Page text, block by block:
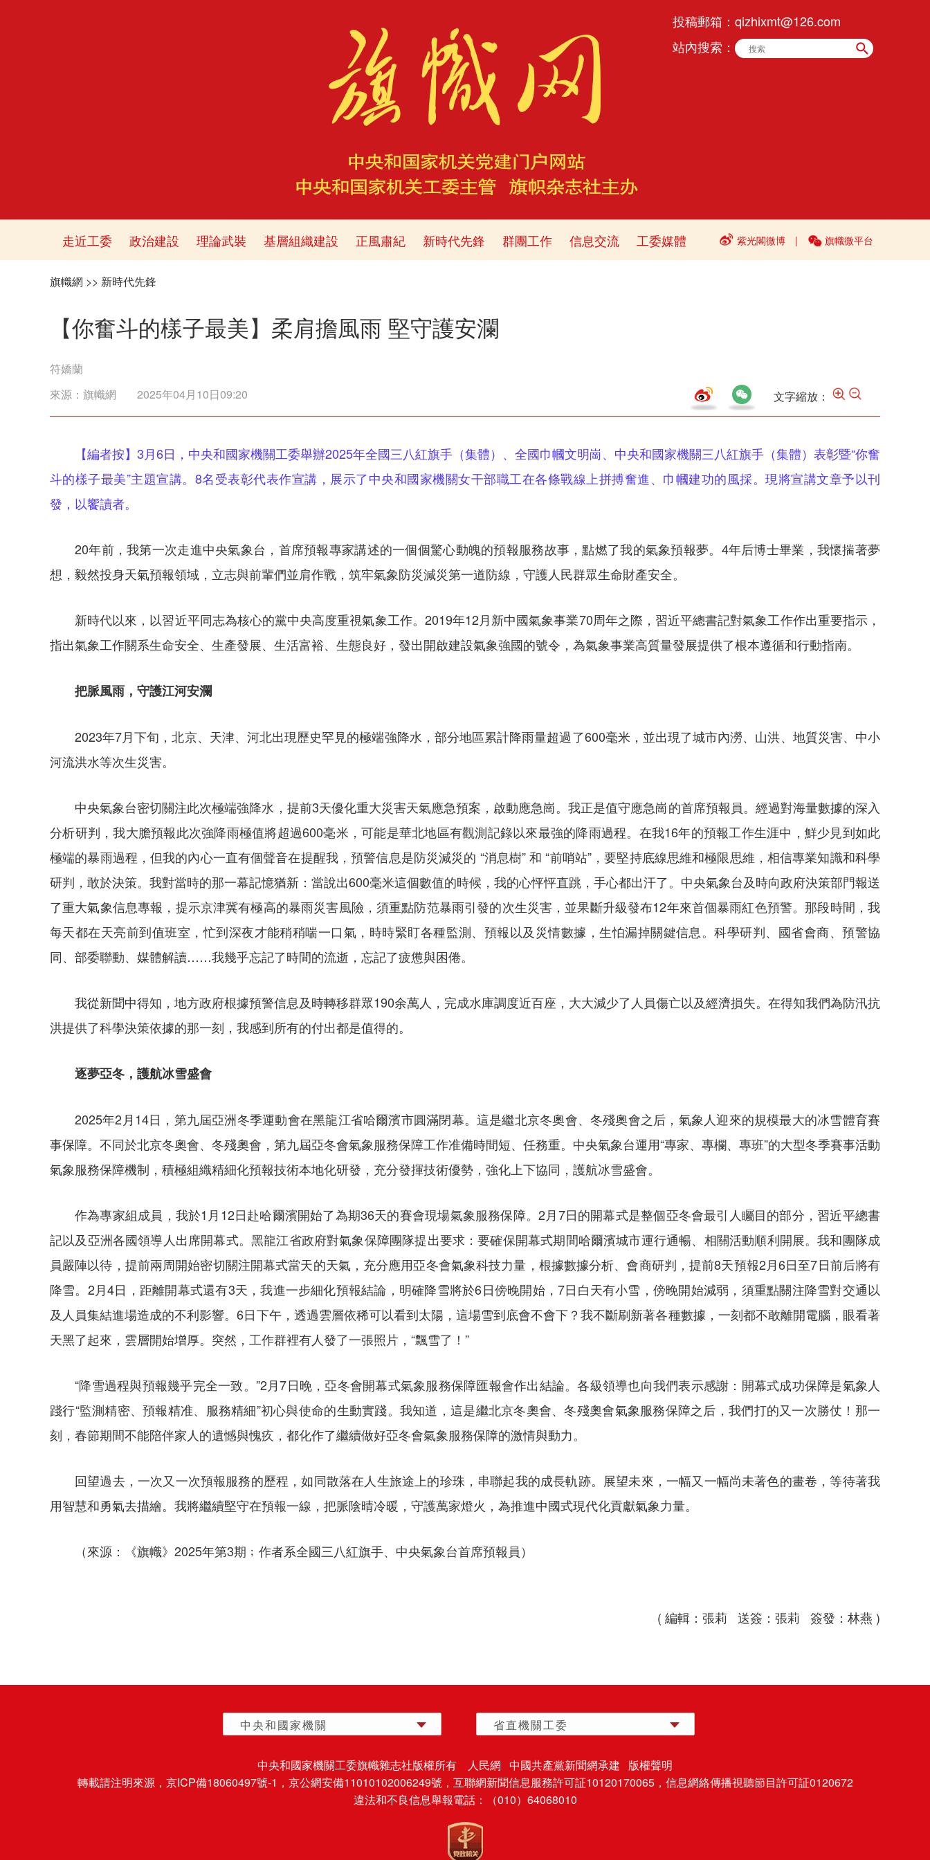
投稿郵箱： qizhixmt@126.com
站內搜索：
走近工委 政治建設 理論武裝 基層組織建設 正風肅紀 新時代先鋒 群團工作 信息交流 工委媒體 紫光閣微博 | 旗幟微平台
旗幟網 >> 新時代先鋒
【你奮斗的樣子最美】柔肩擔風雨 堅守護安瀾
符嬌蘭
來源： 旗幟網 2025年04月10日09:20 文字縮放：
【編者按】3月6日，中央和國家機關工委舉辦2025年全國三八紅旗手（集體）、全國巾幗文明崗、中央和國家機關三八紅旗手（集體）表彰暨“你奮
斗的樣子最美”主題宣講。8名受表彰代表作宣講，展示了中央和國家機關女干部職工在各條戰線上拼搏奮進、巾幗建功的風採。現將宣講文章予以刊
發，以饗讀者。
20年前，我第一次走進中央氣象台，首席預報專家講述的一個個驚心動魄的預報服務故事，點燃了我的氣象預報夢。4年后博士畢業，我懷揣著夢
想，毅然投身天氣預報領域，立志與前輩們並肩作戰，筑牢氣象防災減災第一道防線，守護人民群眾生命財產安全。
新時代以來，以習近平同志為核心的黨中央高度重視氣象工作。2019年12月新中國氣象事業70周年之際，習近平總書記對氣象工作作出重要指示，
指出氣象工作關系生命安全、生產發展、生活富裕、生態良好，發出開啟建設氣象強國的號令，為氣象事業高質量發展提供了根本遵循和行動指南。
把脈風雨，守護江河安瀾
2023年7月下旬，北京、天津、河北出現歷史罕見的極端強降水，部分地區累計降雨量超過了600毫米，並出現了城市內澇、山洪、地質災害、中小
河流洪水等次生災害。
中央氣象台密切關注此次極端強降水，提前3天優化重大災害天氣應急預案，啟動應急崗。我正是值守應急崗的首席預報員。經過對海量數據的深入
分析研判，我大膽預報此次強降雨極值將超過600毫米，可能是華北地區有觀測記錄以來最強的降雨過程。在我16年的預報工作生涯中，鮮少見到如此
極端的暴雨過程，但我的內心一直有個聲音在提醒我，預警信息是防災減災的 “消息樹” 和 “前哨站”，要堅持底線思維和極限思維，相信專業知識和科學
研判，敢於決策。我對當時的那一幕記憶猶新：當說出600毫米這個數值的時候，我的心怦怦直跳，手心都出汗了。中央氣象台及時向政府決策部門報送
了重大氣象信息專報，提示京津冀有極高的暴雨災害風險，須重點防范暴雨引發的次生災害，並果斷升級發布12年來首個暴雨紅色預警。那段時間，我
每天都在天亮前到值班室，忙到深夜才能稍稍喘一口氣，時時緊盯各種監測、預報以及災情數據，生怕漏掉關鍵信息。科學研判、國省會商、預警協
同、部委聯動、媒體解讀……我幾乎忘記了時間的流逝，忘記了疲憊與困倦。
我從新聞中得知，地方政府根據預警信息及時轉移群眾190余萬人，完成水庫調度近百座，大大減少了人員傷亡以及經濟損失。在得知我們為防汛抗
洪提供了科學決策依據的那一刻，我感到所有的付出都是值得的。
逐夢亞冬，護航冰雪盛會
2025年2月14日，第九屆亞洲冬季運動會在黑龍江省哈爾濱市圓滿閉幕。這是繼北京冬奧會、冬殘奧會之后，氣象人迎來的規模最大的冰雪體育賽
事保障。不同於北京冬奧會、冬殘奧會，第九屆亞冬會氣象服務保障工作准備時間短、任務重。中央氣象台運用“專家、專欄、專班”的大型冬季賽事活動
氣象服務保障機制，積極組織精細化預報技術本地化研發，充分發揮技術優勢，強化上下協同，護航冰雪盛會。
作為專家組成員，我於1月12日赴哈爾濱開始了為期36天的賽會現場氣象服務保障。2月7日的開幕式是整個亞冬會最引人矚目的部分，習近平總書
記以及亞洲各國領導人出席開幕式。黑龍江省政府對氣象保障團隊提出要求：要確保開幕式期間哈爾濱城市運行通暢、相關活動順利開展。我和團隊成
員嚴陣以待，提前兩周開始密切關注開幕式當天的天氣，充分應用亞冬會氣象科技力量，根據數據分析、會商研判，提前8天預報2月6日至7日前后將有
降雪。2月4日，距離開幕式還有3天，我進一步細化預報結論，明確降雪將於6日傍晚開始，7日白天有小雪，傍晚開始減弱，須重點關注降雪對交通以
及人員集結進場造成的不利影響。6日下午，透過雲層依稀可以看到太陽，這場雪到底會不會下？我不斷刷新著各種數據，一刻都不敢離開電腦，眼看著
天黑了起來，雲層開始增厚。突然，工作群裡有人發了一張照片，“飄雪了！”
“降雪過程與預報幾乎完全一致。”2月7日晚，亞冬會開幕式氣象服務保障匯報會作出結論。各級領導也向我們表示感謝：開幕式成功保障是氣象人
踐行“監測精密、預報精准、服務精細”初心與使命的生動實踐。我知道，這是繼北京冬奧會、冬殘奧會氣象服務保障之后，我們打的又一次勝仗！那一
刻，春節期間不能陪伴家人的遺憾與愧疚，都化作了繼續做好亞冬會氣象服務保障的激情與動力。
回望過去，一次又一次預報服務的歷程，如同散落在人生旅途上的珍珠，串聯起我的成長軌跡。展望未來，一幅又一幅尚未著色的畫卷，等待著我
用智慧和勇氣去描繪。我將繼續堅守在預報一線，把脈陰晴冷暖，守護萬家燈火，為推進中國式現代化貢獻氣象力量。
（來源：《旗幟》2025年第3期﹔作者系全國三八紅旗手、中央氣象台首席預報員）
( 編輯：張莉 送簽：張莉 簽發：林燕 )
中央和國家機關 省直機關工委
中央和國家機關工委旗幟雜志社版權所有 人民網 中國共產黨新聞網承建 版權聲明
轉載請注明來源， 京ICP備18060497號-1 ，京公網安備11010102006249號， 互聯網新聞信息服務許可証10120170065， 信息網絡傳播視聽節目許可証0120672
違法和不良信息舉報電話：（010）64068010